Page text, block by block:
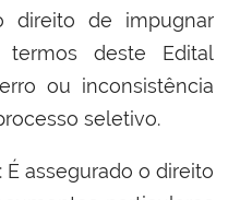
direito de impugnar
termos deste Edital
ou inconsistência
seletivo.
: É assegurado o direito